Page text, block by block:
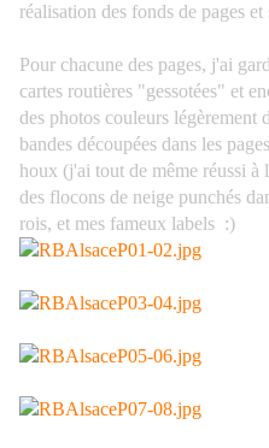
réalisation des fonds de pages
Pour chacune des pages, j'ai
cartes routières "gessotées" et
des photos couleurs légèrement
bandes découpées dans les
houx (j'ai tout de même réussi à
des flocons de neige punchés
rois, et mes fameux labels :)